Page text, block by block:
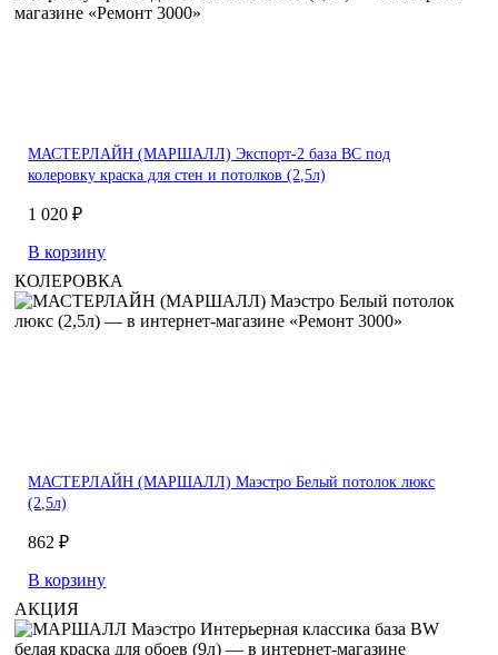
МАСТЕРЛАЙН (МАРШАЛЛ) Экспорт-2 база BС под
колеровку краска для стен и потолков (2,5л)
1 020 ₽
В корзину
КОЛЕРОВКА
МАСТЕРЛАЙН (МАРШАЛЛ) Маэстро Белый потолок люкс
(2,5л)
862 ₽
В корзину
АКЦИЯ